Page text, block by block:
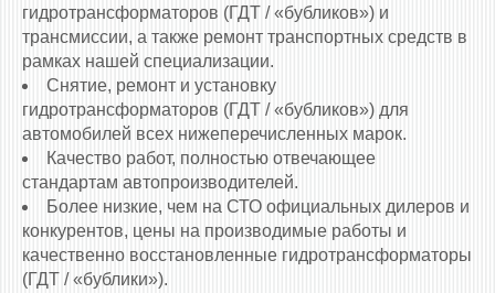
гидротрансформаторов (ГДТ / «бубликов») и
трансмиссии, а также ремонт транспортных средств в
рамках нашей специализации.
Снятие, ремонт и установку
гидротрансформаторов (ГДТ / «бубликов») для
автомобилей всех нижеперечисленных марок.
Качество работ, полностью отвечающее
стандартам автопроизводителей.
Более низкие, чем на СТО официальных дилеров и
конкурентов, цены на производимые работы и
качественно восстановленные гидротрансформаторы
(ГДТ / «бублики»).